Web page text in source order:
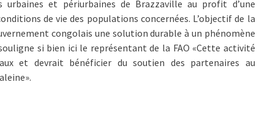
et périurbaines de Brazzaville au profit d’une
de vie des populations concernées. L’objectif de la
congolais une solution durable à un phénomène
si bien ici le représentant de la FAO «Cette activité
et devrait bénéficier du soutien des partenaires au